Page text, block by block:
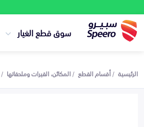
سوق قطع الغيار
الرئيسية أقسام القطع المكائن، القيرات وملحقاتها